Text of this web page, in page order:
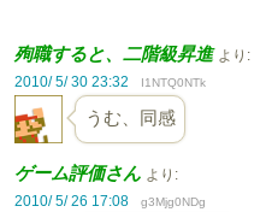
殉職すると、二階級昇進 より:
2010/ 5/ 30 23:32
I1NTQ0NTk
うむ、同感
ゲーム評価さん より:
2010/ 5/ 26 17:08
g3Mjg0NDg